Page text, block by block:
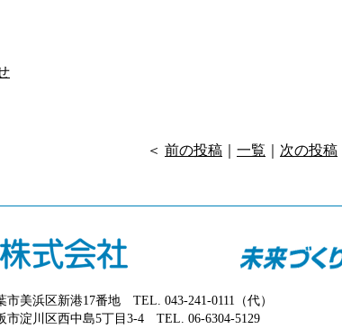
＜ 前の投稿 一覧 次の投稿
市美浜区新港17番地 TEL. 043-241-0111（代）
市淀川区西中島5丁目3-4 TEL. 06-6304-5129